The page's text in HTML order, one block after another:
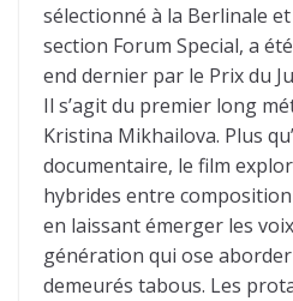
sélectionné à la Berlinale
section Forum Special, a
end dernier par le Prix du
Il s’agit du premier long
Kristina Mikhailova. Plus
documentaire, le film
hybrides entre
en laissant émerger les
génération qui ose
demeurés tabous. Les